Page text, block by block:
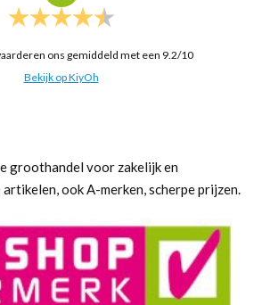
ons gemiddeld met een 9.2/10
Bekijk op KiyOh
groothandel voor zakelijk en
ook A-merken, scherpe prijzen.